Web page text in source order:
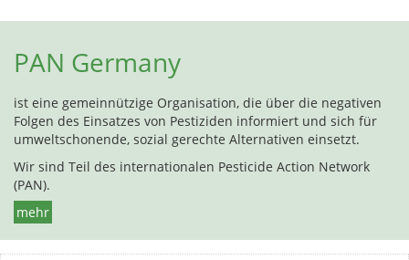
PAN Germany
ist eine gemeinnützige Organisation, die über die negativen
Folgen des Einsatzes von Pestiziden informiert und sich für
umweltschonende, sozial gerechte Alternativen einsetzt.
Wir sind Teil des internationalen Pesticide Action Network
(PAN).
mehr